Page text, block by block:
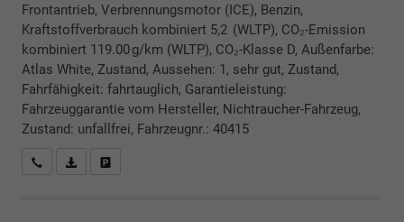
Frontantrieb, Verbrennungsmotor (ICE), Benzin,
Kraftstoffverbrauch kombiniert 5,2 (WLTP), CO₂-Emission
kombiniert 119.00 g/km (WLTP), CO₂-Klasse D, Außenfarbe:
Atlas White, Zustand, Aussehen: 1, sehr gut, Zustand,
Fahrfähigkeit: fahrtauglich, Garantieleistung:
Fahrzeuggarantie vom Hersteller, Nichtraucher-Fahrzeug,
Zustand: unfallfrei, Fahrzeugnr.: 40415
Rückrufbitte absenden
PDF-Datei, Fahrzeugexposé drucken